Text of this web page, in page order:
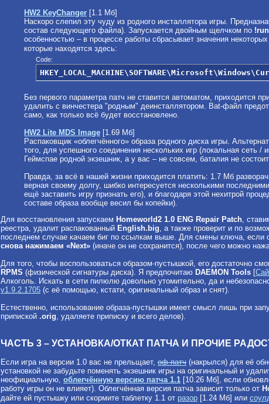
HW2 KeyChanger [1.1 Мб]
Наскоро слепил эту чуду из родного инсталлятора игры.
состав следующего файла). Запускается двойным щелчком по
особенностью – в процессе работы сбрасывает значения
которые находятся здесь:
Code:
Без первого параметра патч не ставится автоматом, приходится
удалить с винчестера "родным" деинсталлятором. Bat-файл
само, как только всё будет восстановлено.
HW2 Lite MDS Image [1.69 Мб]
Распаковщик «облегчённого» образа родного диска игры.
того, для успешного соединения нескольких игр (локальная сеть
Геймспае родной экзешник, а у вас – не совсем, баталия не
Правда, за всё в нашей жизни приходится платить: 1.7 Мб
верная своему долгу, шибко интересуется несколькими
ещё заставить игру признать его), и благодаря этой нехитрой
составе образа вообще весил бы копейки).
Для восстановления запускаем Homeworld2 1.0 ENG Repair Patch,
реестра, удалит распакованный English.big, а также проверит и по
последнем случае качаем биг по ссылкам выше. Для смены ключа, если
снова нажимаем «Next» (иначе он не сохранится), после чего можно
Для того, чтобы воспользоваться образом-пустышкой, его достаточно
RPMS (физической сигнатуры диска). Я предпочитаю DAEMON Tools [
Алкоголь. Искать в сети пилюлю довольно утомительно, да и
v1.9.2.1705 (с её помощью, кстати, оригинальный образ и снят).
Естественно, использование образа-пустышки имеет смысл лишь при
припиской .orig, удаляете приписку и всего делов).
ЧАСТЬ 3 – УСТАНОВКА/ОТКАТ ПАТЧА И ПРОЧИЕ
Если игра на версии 1.0 вас не прельщает, оф.патч (накрылся) для её
установкой не забудьте поменять экзешник игры на оригинальный и
неофициальную, облегчённую версию патча 1.1 [10.26 Мб], если
работу игры он не влияет). Облегчённая версия патча зависит только от
дайте ей пустышку или скормите таблетку 1.1 от разор [1.24 Мб] или